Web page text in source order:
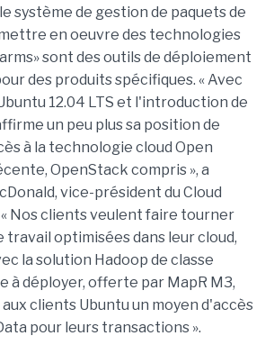
système de gestion de paquets de
en oeuvre des technologies
sont des outils de déploiement
des produits spécifiques. « Avec
12.04 LTS et l'introduction de
un peu plus sa position de
à la technologie cloud Open
OpenStack compris », a
vice-président du Cloud
Nos clients veulent faire tourner
travail optimisées dans leur cloud,
la solution Hadoop de classe
à déployer, offerte par MapR M3,
clients Ubuntu un moyen d'accès
pour leurs transactions ».